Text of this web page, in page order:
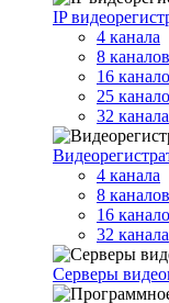
IP
4 канала
8 каналов
16
25
32 канала
4 канала
8 каналов
16
32 канала
Серверы